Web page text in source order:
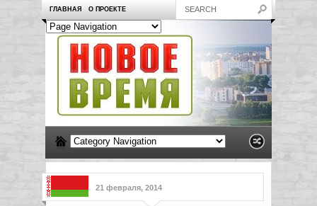
ГЛАВНАЯ О ПРОЕКТЕ
21 февраля, 2014